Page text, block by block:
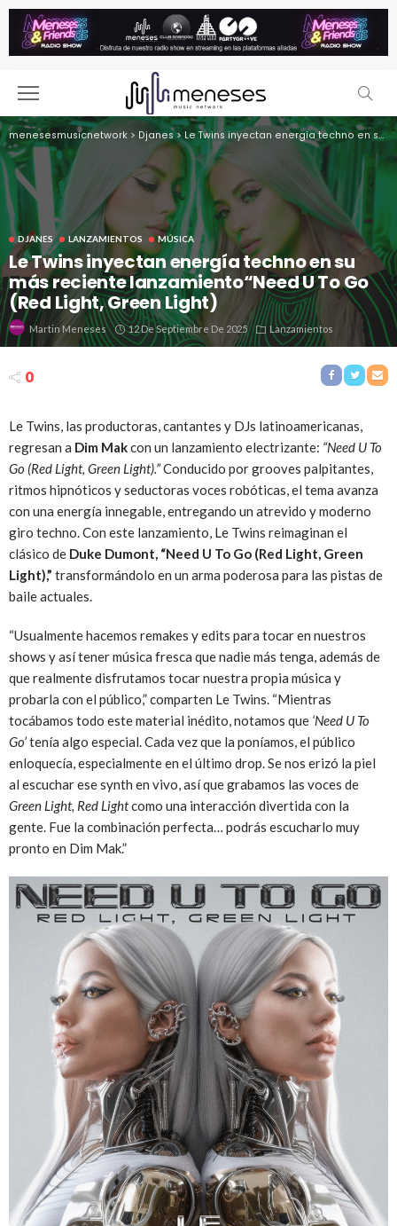
menesesmusicnetwork > Djanes> Le Twins inyectan energía techno en su más reciente lanzamiento“Need U To Go (Red Light, Green Light)
DJANES LANZAMIENTOS MÚSICA
Le Twins inyectan energía techno en su
más reciente lanzamiento“Need U To Go
(Red Light, Green Light)
Martin Meneses 12 De Septiembre De 2025 Lanzamientos
0
Le Twins, las productoras, cantantes y DJs latinoamericanas,
regresan a Dim Makcon un lanzamiento electrizante: “Need U To
Go (Red Light, Green Light).”Conducido por grooves palpitantes,
ritmos hipnóticos y seductoras voces robóticas, el tema avanza
con una energía innegable, entregando un atrevido y moderno
giro techno. Con este lanzamiento, Le Twins reimaginan el
clásico de Duke Dumont, “Need U To Go (Red Light, Green
Light),” transformándolo en un arma poderosa para las pistas de
baile actuales.
“Usualmente hacemos remakes y edits para tocar en nuestros
shows y así tener música fresca que nadie más tenga, además de
que realmente disfrutamos tocar nuestra propia música y
probarla con el público,” comparten Le Twins. “Mientras
tocábamos todo este material inédito, notamos que ‘Need U To
Go’tenía algo especial. Cada vez que la poníamos, el público
enloquecía, especialmente en el último drop. Se nos erizó la piel
al escuchar ese synth en vivo, así que grabamos las voces de
Green Light, Red Lightcomo una interacción divertida con la
gente. Fue la combinación perfecta… podrás escucharlo muy
pronto en Dim Mak.”